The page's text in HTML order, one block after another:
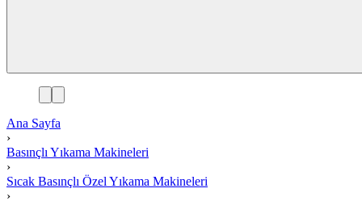
Ana Sayfa
›
Basınçlı Yıkama Makineleri
›
Sıcak Basınçlı Özel Yıkama Makineleri
›